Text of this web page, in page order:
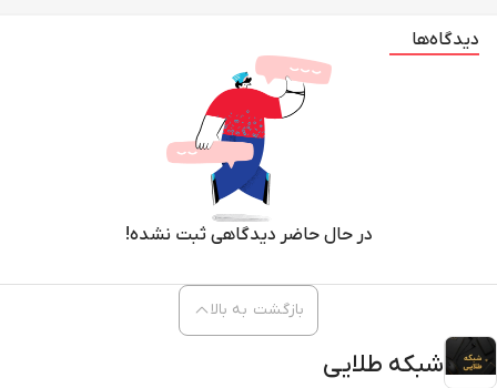
دیدگاه‌ها
در حال حاضر دیدگاهی ثبت نشده!
شبکه طلایی
بازگشت به بالا